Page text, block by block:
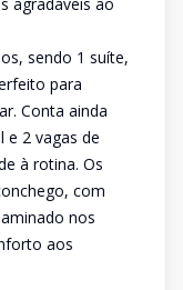
sendo 1 suíte,
para
Conta ainda
e 2 vagas de
à rotina. Os
com
nos
aos